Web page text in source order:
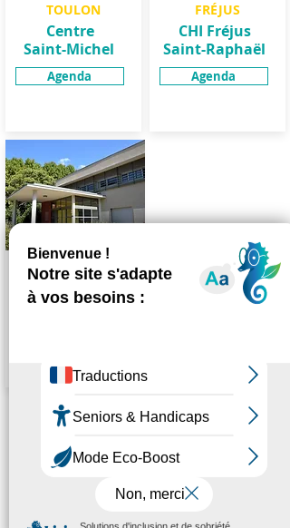
TOULON
Centre
Saint-Michel
Agenda
BRIGNOLES
Centre
Le Cèdre
FRÉJUS
CHI Fréjus
Saint-Raphaël
Agenda